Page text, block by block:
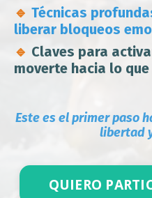
🔹 Técnicas
liberar bloqueos
🔹 Claves para
moverte hacia lo
Este es el primer paso
libertad
QUIERO